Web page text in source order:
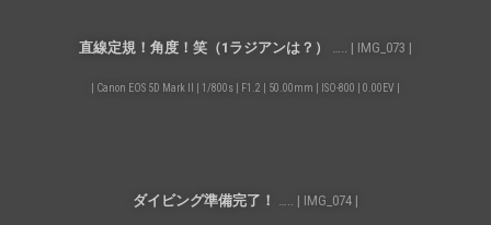
直線定規！角度！笑（1ラジアンは？） ….. | IMG_073 |
| Canon EOS 5D Mark II | 1/800s | F1.2 | 50.00mm | ISO-800 | 0.00EV |
ダイビング準備完了！ ….. | IMG_074 |